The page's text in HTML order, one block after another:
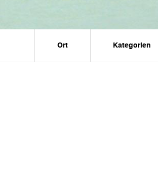
Ort Kategorien